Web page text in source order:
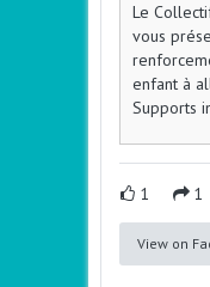
Le
vous
enfant à
Supports
1 1
View on